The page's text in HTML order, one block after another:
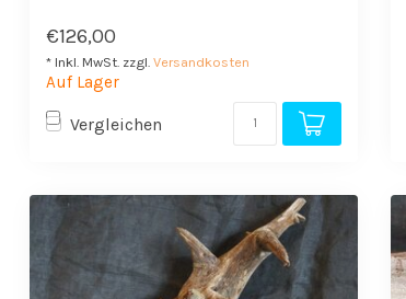
€126,00
* Inkl. MwSt. zzgl. Versandkosten
Auf Lager
Vergleichen